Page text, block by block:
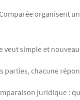
organisent
veut simple et
parties, chacune
juridique :